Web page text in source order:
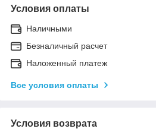
Условия оплаты
Наличными
Безналичный расчет
Наложенный платеж
Все условия оплаты
Условия возврата